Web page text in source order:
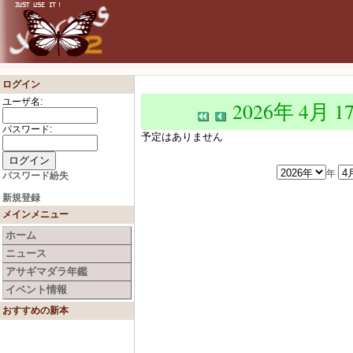
ログイン
ユーザ名:
パスワード:
パスワード紛失
新規登録
メインメニュー
ホーム
ニュース
アサギマダラ年鑑
イベント情報
おすすめの新本
2026年 4月
予定はありません
年